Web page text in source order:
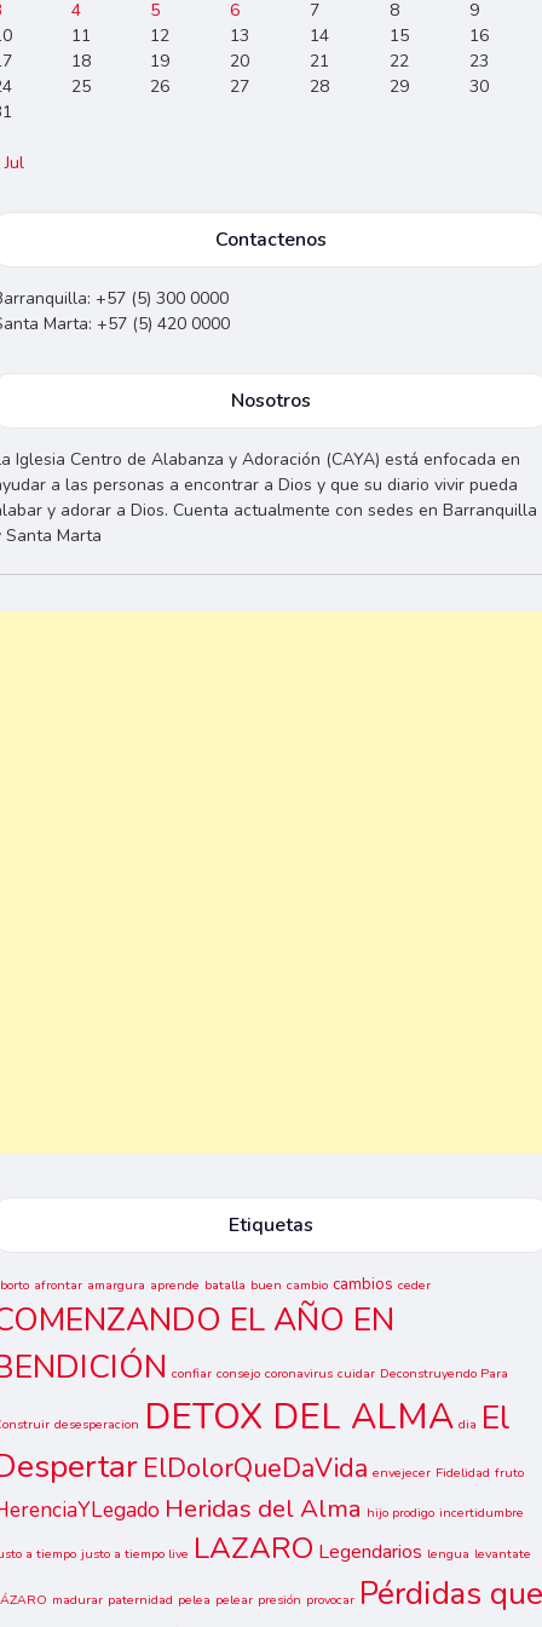
4 5 6 7 8
9
11 12 13 14 15
16
18 19 20 21 22
23
25 26 27 28 29
30
Jul
Contactenos
+57 (5) 300 0000
Marta: +57 (5) 420 0000
Nosotros
Iglesia Centro de Alabanza y Adoración (CAYA) está enfocada en
a las personas a encontrar a Dios y que su diario vivir pueda
y adorar a Dios. Cuenta actualmente con sedes en Barranquilla
Santa Marta
Etiquetas
afrontar amargura aprende batalla buen cambio cambios ceder
EL AÑO EN
confiar consejo coronavirus cuidar Deconstruyendo Para
desesperacion DETOX DEL ALMA dia El
ElDolorQueDaVida envejecer Fidelidad fruto
Heridas del Alma hijo prodigo incertidumbre
a tiempo justo a tiempo live LAZARO Legendarios lengua levantate
madurar paternidad pelea pelear presión provocar Pérdidas que